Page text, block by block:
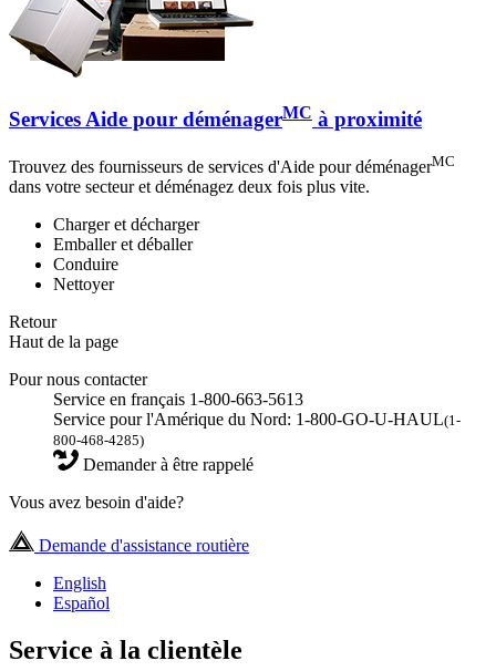
Services Aide pour déménagerMC à proximité
Trouvez des fournisseurs de services d'Aide pour déménagerMC
dans votre secteur et déménagez deux fois plus vite.
Charger et décharger
Emballer et déballer
Conduire
Nettoyer
Retour
Haut de la page
Pour nous contacter
Service en français 1-800-663-5613
Service pour l'Amérique du Nord: 1-800-GO-U-HAUL(1-
800-468-4285)
Demander à être rappelé
Vous avez besoin d'aide?
Demande d'assistance routière
English
Español
Service à la clientèle